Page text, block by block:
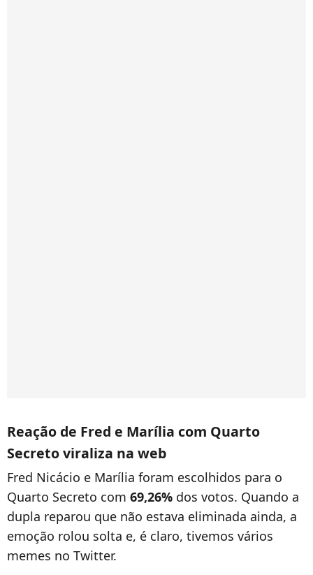
Reação de Fred e Marília com Quarto
Secreto viraliza na web
Fred Nicácio e Marília foram escolhidos para o
Quarto Secreto com 69,26% dos votos. Quando a
dupla reparou que não estava eliminada ainda, a
emoção rolou solta e, é claro, tivemos vários
memes no Twitter.